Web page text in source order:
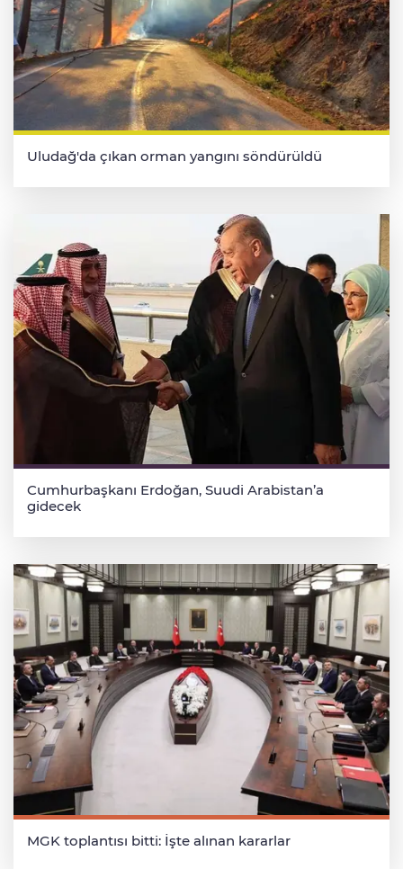
Uludağ'da çıkan orman yangını söndürüldü
Cumhurbaşkanı Erdoğan, Suudi Arabistan’a
gidecek
MGK toplantısı bitti: İşte alınan kararlar